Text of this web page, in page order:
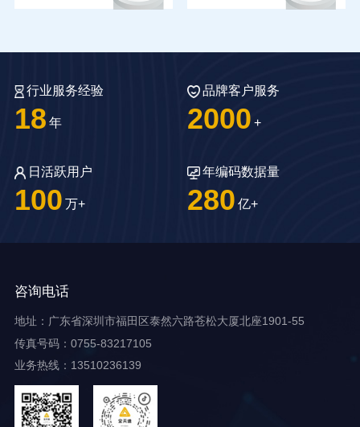
RFID、区块链等技术手
能化的防伪溯源系统，提
者信任。
统，有效遏制假冒伪劣产
为消费者打造便捷的防伪
明度和信誉度。
行业服务经验
18 年
品牌客户服务
2000 +
日活跃用户
100 万+
年编码数据量
280 亿+
咨询电话
地址：广东省深圳市福田区泰然六路苍松大厦北座1901-55
传真号码：0755-83217105
业务热线：13510236139